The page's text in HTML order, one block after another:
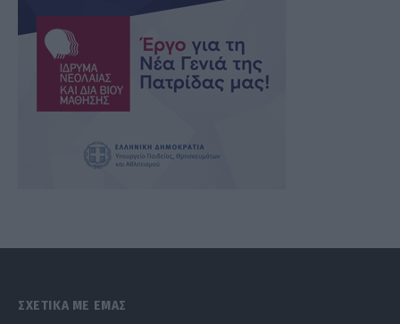
ΣΧΕΤΙΚΑ ΜΕ ΕΜΑΣ